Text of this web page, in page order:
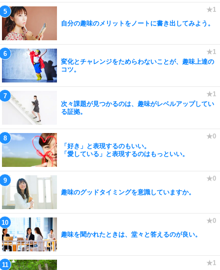
自分の趣味のメリットをノートに書き出してみよう。
変化とチャレンジをためらわないことが、趣味上達の
コツ。
次々課題が見つかるのは、趣味がレベルアップしてい
る証拠。
「好き」と表現するのもいい。
「愛している」と表現するのはもっといい。
趣味のグッドタイミングを意識していますか。
趣味を聞かれたときは、堂々と答えるのが良い。